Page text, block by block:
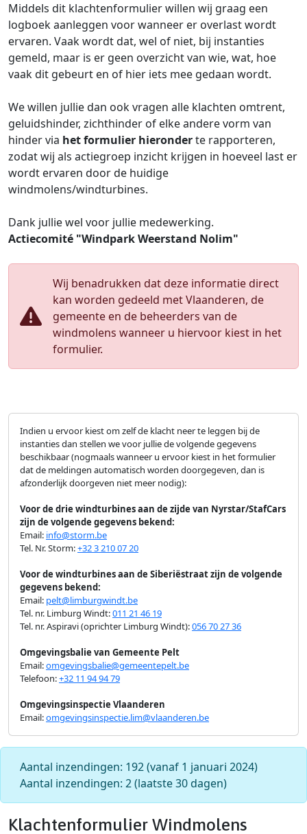
Middels dit klachtenformulier willen wij graag een
logboek aanleggen voor wanneer er overlast wordt
ervaren. Vaak wordt dat, wel of niet, bij instanties
gemeld, maar is er geen overzicht van wie, wat, hoe
vaak dit gebeurt en of hier iets mee gedaan wordt.
We willen jullie dan ook vragen alle klachten omtrent,
geluidshinder, zichthinder of elke andere vorm van
hinder via hetformulier hieronderte rapporteren,
zodat wij als actiegroep inzicht krijgen in hoeveel last er
wordt ervaren door de huidige
windmolens/windturbines.
Dank jullie wel voor jullie medewerking.
Actiecomité "Windpark Weerstand Nolim"
Wij benadrukken dat deze informatie direct
kan worden gedeeld met Vlaanderen, de
gemeente en de beheerders van de
windmolens wanneer u hiervoor kiest in het
formulier.
Indien u ervoor kiest om zelf de klacht neer te leggen bij de
instanties dan stellen we voor jullie de volgende gegevens
beschikbaar (nogmaals wanneer u ervoor kiest in het formulier
dat de meldingen automatisch worden doorgegeven, dan is
afzonderlijk doorgeven niet meer nodig):
Voor de drie windturbines aan de zijde van Nyrstar/StafCars
zijn de volgende gegevens bekend:
Email: info@storm.be
Tel. Nr. Storm:+32 3 210 07 20
Voor de windturbines aan de Siberiëstraat zijn de volgende
gegevens bekend:
Email: pelt@limburgwindt.be
Tel. nr. Limburg Windt:011 21 46 19
Tel. nr. Aspiravi (oprichter Limburg Windt):056 70 27 36
Omgevingsbalie van Gemeente Pelt
Email:omgevingsbalie@gemeentepelt.be
Telefoon:+32 11 94 94 79
Omgevingsinspectie Vlaanderen
Email:omgevingsinspectie.lim@vlaanderen.be
Aantal inzendingen: 192(vanaf 1 januari 2024)
Aantal inzendingen: 2(laatste 30 dagen)
Klachtenformulier Windmolens